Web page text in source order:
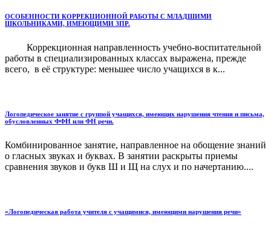
ОСОБЕННОСТИ КОРРЕКЦИОННОЙ РАБОТЫ С МЛАДШИМИ
ШКОЛЬНИКАМИ, ИМЕЮЩИМИ ЗПР.
Коррекционная направленность учебно-воспитательной
работы в специализированных классах выражена, прежде
всего, в её структуре: меньшее число учащихся в к...
Логопедическое занятие с группой учащихся, имеющих нарушения чтения и письма,
обусловленных ФФН или ФН речи.
Комбинированное занятие, направленное на обощение знаний
о гласных звуках и буквах. В занятии раскрыты приемы
сравнения звуков и букв Ш и Щ на слух и по начертанию....
«Логопедическая работа учителя с учащимися, имеющими нарушения речи»